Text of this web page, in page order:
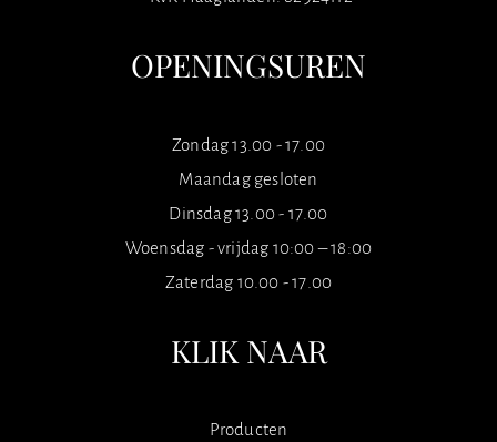
OPENINGSUREN
Zondag 13.00 - 17.00
Maandag gesloten
Dinsdag 13.00 - 17.00
Woensdag - vrijdag 10:00 – 18:00
Zaterdag 10.00 - 17.00
KLIK NAAR
Producten